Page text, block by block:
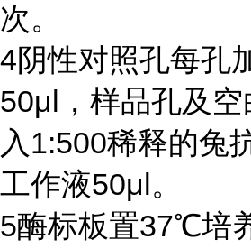
次。
4阴性对照孔每孔
50μl ，样品孔及
入 1:500稀释的兔
工作液50μl。
5酶标板置37℃培